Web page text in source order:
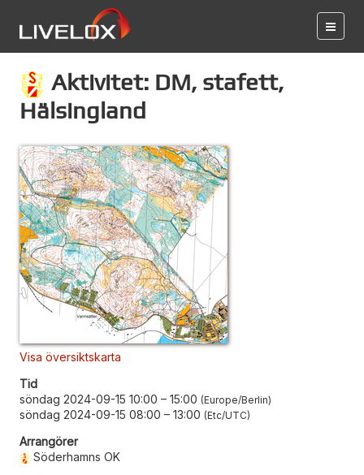
Aktivitet: DM, stafett,
Hälsingland
Visa översiktskarta
Tid
söndag 2024-09-15 10:00 – 15:00 Europe/Berlin
söndag 2024-09-15 08:00 – 13:00 Etc/UTC
Arrangörer
Söderhamns OK